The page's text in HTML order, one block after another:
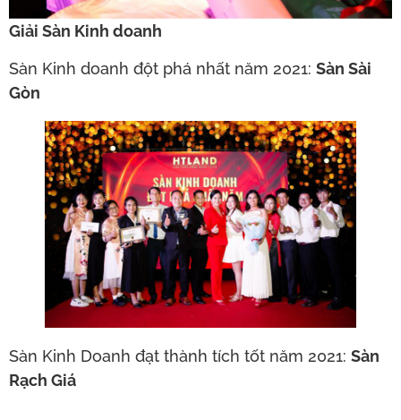
Giải Sàn Kinh doanh
Sàn Kinh doanh đột phá nhất năm 2021: Sàn Sài
Gòn
Sàn Kinh Doanh đạt thành tích tốt năm 2021: Sàn
Rạch Giá